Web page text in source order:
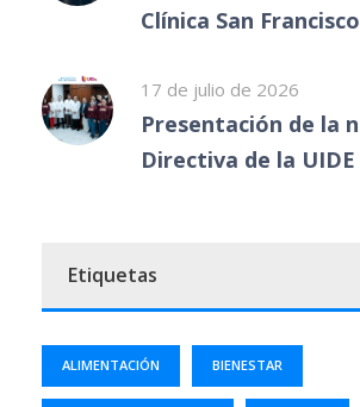
Clínica San Francisco
17 de julio de 2026
Presentación de la
Directiva de la UIDE
Etiquetas
ALIMENTACIÓN BIENESTAR